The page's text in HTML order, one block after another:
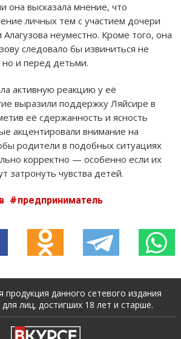
она высказала мнение, что
личных тем с участием дочери
неуместно. Кроме того, она
следовало бы извиниться не
и перед детьми.
активную реакцию у её
выразили поддержку Ляйсире в
её сдержанность и ясность
акцентировали внимание на
родители в подобных ситуациях
корректно — особенно если их
затронуть чувства детей.
предприниматель
данного сетевого издания
лиц, достигших 18 лет и старше.